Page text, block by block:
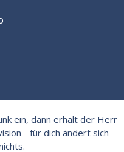
ein, dann erhält der Herr
- für dich ändert sich